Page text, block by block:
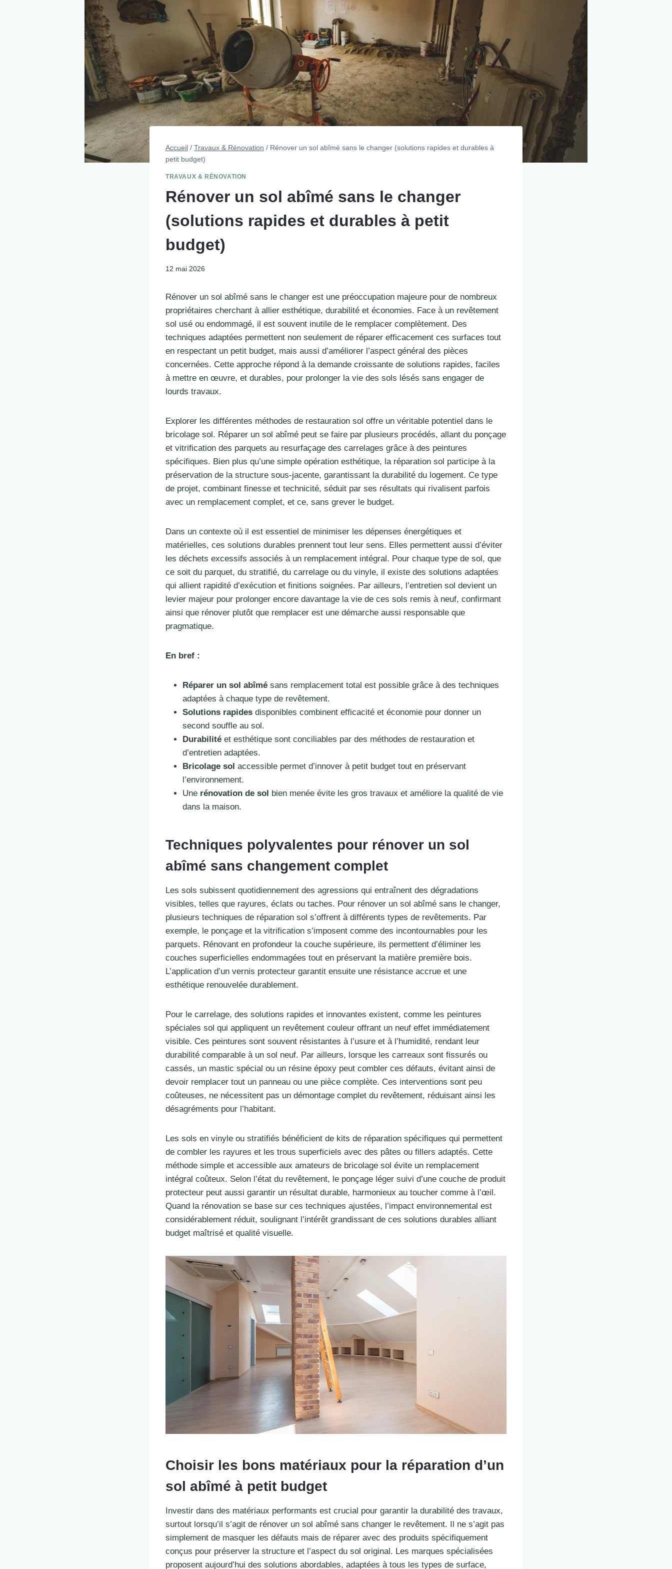
Accueil / Travaux & Rénovation / Rénover un sol abîmé sans le changer (solutions rapides et durables à
petit budget)
TRAVAUX & RÉNOVATION
Rénover un sol abîmé sans le changer
(solutions rapides et durables à petit
budget)
12 mai 2026
Rénover un sol abîmé sans le changer est une préoccupation majeure pour de nombreux
propriétaires cherchant à allier esthétique, durabilité et économies. Face à un revêtement
sol usé ou endommagé, il est souvent inutile de le remplacer complètement. Des
techniques adaptées permettent non seulement de réparer efficacement ces surfaces tout
en respectant un petit budget, mais aussi d’améliorer l’aspect général des pièces
concernées. Cette approche répond à la demande croissante de solutions rapides, faciles
à mettre en œuvre, et durables, pour prolonger la vie des sols lésés sans engager de
lourds travaux.
Explorer les différentes méthodes de restauration sol offre un véritable potentiel dans le
bricolage sol. Réparer un sol abîmé peut se faire par plusieurs procédés, allant du ponçage
et vitrification des parquets au resurfaçage des carrelages grâce à des peintures
spécifiques. Bien plus qu’une simple opération esthétique, la réparation sol participe à la
préservation de la structure sous-jacente, garantissant la durabilité du logement. Ce type
de projet, combinant finesse et technicité, séduit par ses résultats qui rivalisent parfois
avec un remplacement complet, et ce, sans grever le budget.
Dans un contexte où il est essentiel de minimiser les dépenses énergétiques et
matérielles, ces solutions durables prennent tout leur sens. Elles permettent aussi d’éviter
les déchets excessifs associés à un remplacement intégral. Pour chaque type de sol, que
ce soit du parquet, du stratifié, du carrelage ou du vinyle, il existe des solutions adaptées
qui allient rapidité d’exécution et finitions soignées. Par ailleurs, l’entretien sol devient un
levier majeur pour prolonger encore davantage la vie de ces sols remis à neuf, confirmant
ainsi que rénover plutôt que remplacer est une démarche aussi responsable que
pragmatique.
En bref :
Réparer un sol abîmé sans remplacement total est possible grâce à des techniques
adaptées à chaque type de revêtement.
Solutions rapides disponibles combinent efficacité et économie pour donner un
second souffle au sol.
Durabilité et esthétique sont conciliables par des méthodes de restauration et
d’entretien adaptées.
Bricolage sol accessible permet d’innover à petit budget tout en préservant
l’environnement.
Une rénovation de sol bien menée évite les gros travaux et améliore la qualité de vie
dans la maison.
Techniques polyvalentes pour rénover un sol
abîmé sans changement complet
Les sols subissent quotidiennement des agressions qui entraînent des dégradations
visibles, telles que rayures, éclats ou taches. Pour rénover un sol abîmé sans le changer,
plusieurs techniques de réparation sol s’offrent à différents types de revêtements. Par
exemple, le ponçage et la vitrification s’imposent comme des incontournables pour les
parquets. Rénovant en profondeur la couche supérieure, ils permettent d’éliminer les
couches superficielles endommagées tout en préservant la matière première bois.
L’application d’un vernis protecteur garantit ensuite une résistance accrue et une
esthétique renouvelée durablement.
Pour le carrelage, des solutions rapides et innovantes existent, comme les peintures
spéciales sol qui appliquent un revêtement couleur offrant un neuf effet immédiatement
visible. Ces peintures sont souvent résistantes à l’usure et à l’humidité, rendant leur
durabilité comparable à un sol neuf. Par ailleurs, lorsque les carreaux sont fissurés ou
cassés, un mastic spécial ou un résine époxy peut combler ces défauts, évitant ainsi de
devoir remplacer tout un panneau ou une pièce complète. Ces interventions sont peu
coûteuses, ne nécessitent pas un démontage complet du revêtement, réduisant ainsi les
désagréments pour l’habitant.
Les sols en vinyle ou stratifiés bénéficient de kits de réparation spécifiques qui permettent
de combler les rayures et les trous superficiels avec des pâtes ou fillers adaptés. Cette
méthode simple et accessible aux amateurs de bricolage sol évite un remplacement
intégral coûteux. Selon l’état du revêtement, le ponçage léger suivi d’une couche de produit
protecteur peut aussi garantir un résultat durable, harmonieux au toucher comme à l’œil.
Quand la rénovation se base sur ces techniques ajustées, l’impact environnemental est
considérablement réduit, soulignant l’intérêt grandissant de ces solutions durables alliant
budget maîtrisé et qualité visuelle.
Choisir les bons matériaux pour la réparation d’un
sol abîmé à petit budget
Investir dans des matériaux performants est crucial pour garantir la durabilité des travaux,
surtout lorsqu’il s’agit de rénover un sol abîmé sans changer le revêtement. Il ne s’agit pas
simplement de masquer les défauts mais de réparer avec des produits spécifiquement
conçus pour préserver la structure et l’aspect du sol original. Les marques spécialisées
proposent aujourd’hui des solutions abordables, adaptées à tous les types de surface,